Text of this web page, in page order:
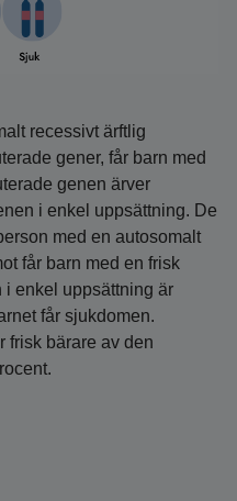
recessivt ärftlig
gener, får barn med
genen ärver
i enkel uppsättning. De
med en autosomalt
får barn med en frisk
i enkel uppsättning är
får sjukdomen.
frisk bärare av den